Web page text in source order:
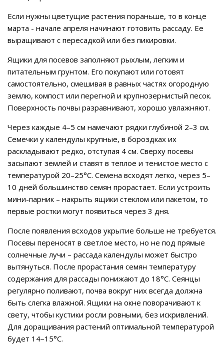
Если нужны цветущие растения пораньше, то в конце
марта - начале апреля начинают готовить рассаду. Ее
выращивают с пересадкой или без пикировки.
Ящики для посевов заполняют рыхлым, легким и
питательным грунтом. Его покупают или готовят
самостоятельно, смешивая в равных частях огородную
землю, компост или перегной и крупнозернистый песок.
Поверхность почвы разравнивают, хорошо увлажняют.
Через каждые 4–5 см намечают рядки глубиной 2–3 см.
Семечки у календулы крупные, в бороздках их
раскладывают редко, отступая 4 см. Сверху посевы
засыпают землей и ставят в теплое и тенистое место с
температурой 20–25°C. Семена всходят легко, через 5–
10 дней большинство семян прорастает. Если устроить
мини-парник – накрыть ящики стеклом или пакетом, то
первые ростки могут появиться через 3 дня.
После появления всходов укрытие больше не требуется.
Посевы переносят в светлое место, но не под прямые
солнечные лучи – рассада календулы может быстро
вытянуться. После прорастания семян температуру
содержания для рассады понижают до 18°C. Сеянцы
регулярно поливают, почва вокруг них всегда должна
быть слегка влажной. Ящики на окне поворачивают к
свету, чтобы кустики росли ровными, без искривлений.
Для доращивания растений оптимальной температурой
будет 14–15°C.